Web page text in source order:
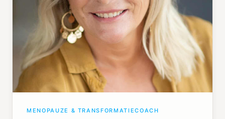
MENOPAUZE & TRANSFORMATIECOACH